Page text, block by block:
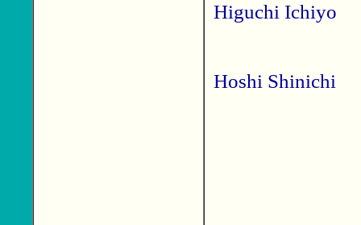
Higuchi Ichiyo
Hoshi Shinichi